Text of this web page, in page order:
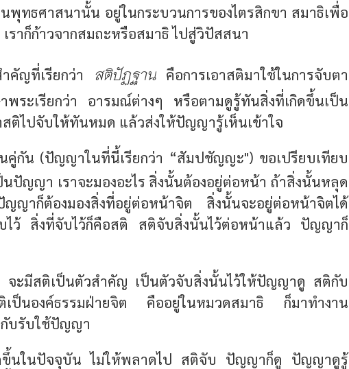
พุทธศาสนานั้น อยู่ในกระบวนการของไตรสิกขา สมาธิเพื่อ
ราก็ก้าวจากสมถะหรือสมาธิ ไปสู่วิปัสสนา
คัญที่เรียกว่า สติปัฏฐานคือการเอาสติมาใช้ในการจับตา
พระเรียกว่า อารมณ์ต่างๆ หรือตามดูรู้ทันสิ่งที่เกิดขึ้นเป็น
สติไปจับให้ทันหมด แล้วส่งให้ปัญญารู้เห็นเข้าใจ
คู่กัน (ปัญญาในที่นี้เรียกว่า “สัมปชัญญะ") ขอเปรียบเทียบ
นปัญญา เราจะมองอะไร สิ่งนั้นต้องอยู่ต่อหน้า ถ้าสิ่งนั้นหลุด
ญาก็ต้องมองสิ่งที่อยู่ต่อหน้าจิต สิ่งนั้นจะอยู่ต่อหน้าจิตได้
บไว้ สิ่งที่จับไว้ก็คือสติ สติจับสิ่งนั้นไว้ต่อหน้าแล้ว ปัญญาก็
จะมีสติเป็นตัวสำคัญ เป็นตัวจับสิ่งนั้นไว้ให้ปัญญาดู สติกับ
ป็นองค์ธรรมฝ่ายจิต คืออยู่ในหมวดสมาธิ ก็มาทำงาน
บรับใช้ปัญญา
ดขึ้นในปัจจุบัน ไม่ให้พลาดไป สติจับ ปัญญาก็ดู ปัญญาดูรู้